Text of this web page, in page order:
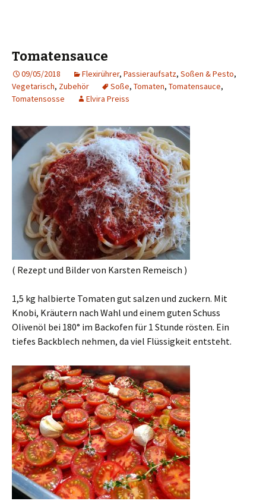
Tomatensauce
09/05/2018 Flexirührer, Passieraufsatz, Soßen & Pesto,
Vegetarisch, Zubehör Soße, Tomaten, Tomatensauce,
Tomatensosse
Elvira Preiss
( Rezept und Bilder von Karsten Remeisch )
1,5 kg halbierte Tomaten gut salzen und zuckern. Mit
Knobi, Kräutern nach Wahl und einem guten Schuss
Olivenöl bei 180° im Backofen für 1 Stunde rösten. Ein
tiefes Backblech nehmen, da viel Flüssigkeit entsteht.